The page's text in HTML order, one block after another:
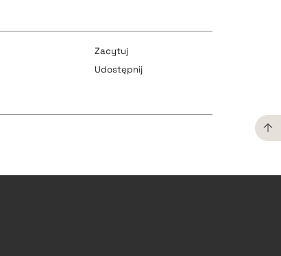
pobierz cytat
pobierz cytat
Zacytuj
Udostępnij